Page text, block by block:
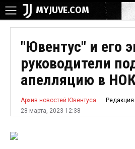
MYJUVE.COM
"Ювентус" и его
руководители
апелляцию в
Архив новостей Ювентуса
Редакция
28 марта, 2023 12:38